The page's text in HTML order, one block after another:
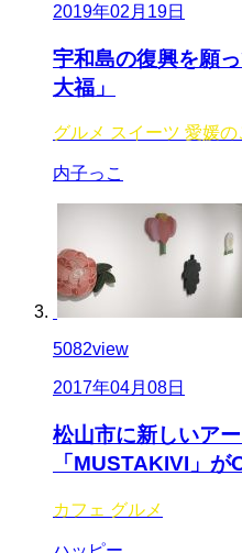
2019年02月19日
宇和島の復興を願
大福」
グルメ スイーツ 愛媛の
内子っこ
5082view
2017年04月08日
松山市に新しいア
「MUSTAKIVI」が
カフェ グルメ